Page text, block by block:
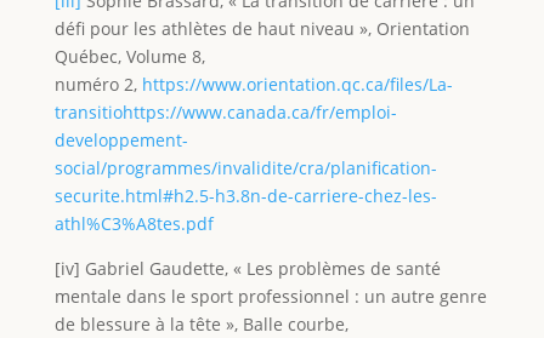
défi pour les athlètes de haut niveau », Orientation
Québec, Volume 8,
numéro 2, https://www.orientation.qc.ca/files/La-
transitiohttps://www.canada.ca/fr/emploi-
developpement-
social/programmes/invalidite/cra/planification-
securite.html#h2.5-h3.8n-de-carriere-chez-les-
athl%C3%A8tes.pdf
[iv] Gabriel Gaudette, « Les problèmes de santé
mentale dans le sport professionnel : un autre genre
de blessure à la tête », Balle courbe,